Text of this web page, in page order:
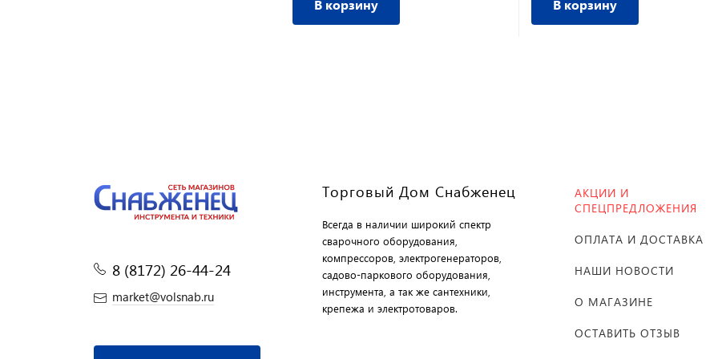
В корзину В корзину
8 (8172) 26-44-24
market@volsnab.ru
Торговый Дом Снабженец
Всегда в наличии широкий спектр
сварочного оборудования,
компрессоров, электрогенераторов,
садово-паркового оборудования,
инструмента, а так же сантехники,
крепежа и электротоваров.
АКЦИИ И
СПЕЦПРЕДЛОЖЕНИЯ
ОПЛАТА И ДОСТАВКА
НАШИ НОВОСТИ
О МАГАЗИНЕ
ОСТАВИТЬ ОТЗЫВ